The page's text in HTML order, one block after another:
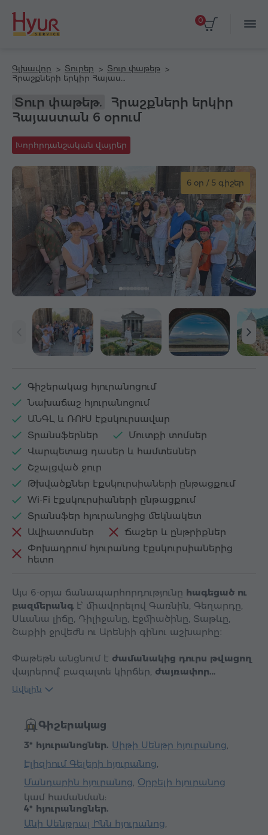
0
Գլխավոր Տուրեր
Տուր փաթեթ
Տուր փաթեթ.
Հրաշքների երկիր
Հայաստան 6 օրում
Խորհրդանշական վայրեր
6 օր / 5 գիշեր
Գիշերակաց հյուրանոցում
Նախաճաշ հյուրանոցում
ԱՆԳԼ և ՌՈՒՍ էքսկուրսավար
Տրանսֆերներ
Մուտքի տոմսեր
Վարպետաց դասեր և համտեսներ
Շշալցված ջուր
Թխվածքներ էքսկուրսիաների ընթացքում
Wi-Fi էքսկուրսիաների ընթացքում
Տրանսֆեր հյուրանոցից մեկնակետ
Ավիատոմսեր
Ճաշեր և ընթրիքներ
Փոխադրում հյուրանոց էքսկուրսիաներից
հետո
Այս 6-օրյա ճանապարհորդությունը հագեցած ու
բազմերանգէ՝ միավորելով Գառնին, Գեղարդը,
Սևանա լիճը, Դիլիջանը, Էջմիածինը, Տաթևը,
Շաքիի ջրվեժն ու Արենիի գինու աշխարհը։
Փաթեթն անցնում է ժամանակից դուրս թվացող
վայրերով՝ բազալտե կիրճեր, ժայռափոր…
Ավելին
Գիշերակաց
3* հյուրանոցներ. Սիթի Սենթր հյուրանոց,
Էլիզիում Գելերի հյուրանոց,
Մանդարին հյուրանոց, Օրբելի հյուրանոց
կամ համանման:
4* հյուրանոցներ.
Անի Սենթրալ Ինն հյուրանոց,